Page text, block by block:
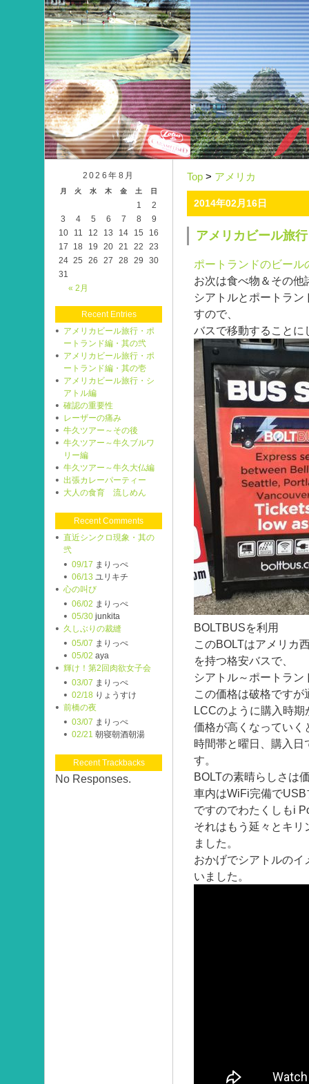
Top > アメリカ
2014年02月16日
アメリカビール旅
ポートランドのビール
お次は食べ物＆その他
シアトルとポートラ
すので、
バスで移動することに
BOLTBUSを利用
このBOLTはアメリカ
を持つ格安バスで、
シアトル～ポートラ
この価格は破格です
LCCのように購入時期
価格が高くなっていく
時間帯と曜日、購入
す。
BOLTの素晴らしさは
車内はWiFi完備で
ですのでわたくしもi
それはもう延々とキ
ました。
おかげでシアトルの
いました。
2026年8月
月 火 水 木 金 土 日
« 2月
1
2
3
4 5 6 7 8
9
10
11 12 13 14 15
16
17
18 19 20 21 22
23
24 25 26 27 28 29
30
31
Recent Entries
アメリカビール旅行・ポ
ートランド編・其の弐
アメリカビール旅行・ポ
ートランド編・其の壱
アメリカビール旅行・シ
アトル編
確認の重要性
レーザーの痛み
牛久ツアー～その後
牛久ツアー～牛久ブルワ
リー編
牛久ツアー～牛久大仏編
出張カレーパーティー
大人の食育 流しめん
Recent Comments
直近シンクロ現象・其の
弐
09/17 まりっぺ
06/13 ユリキチ
心の叫び
06/02 まりっぺ
05/30 junkita
久しぶりの裁縫
05/07 まりっぺ
05/02 aya
輝け！第2回肉欲女子会
03/07 まりっぺ
02/18 りょうすけ
前橋の夜
03/07 まりっぺ
02/21 朝寝朝酒朝湯
Recent Trackbacks
No Responses.